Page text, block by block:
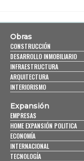
Obras
CONSTRUCCIÓN
DESARROLLO INMOBILIARIO
INFRAESTRUCTURA
ARQUITECTURA
INTERIORISMO
Expansión
EMPRESAS
HOME EXPANSIÓN POLITICA
ECONOMÍA
INTERNACIONAL
TECNOLOGÍA